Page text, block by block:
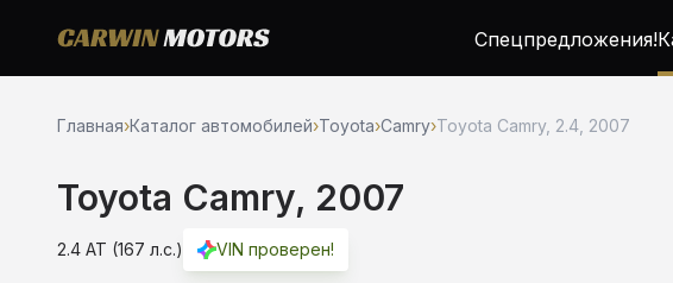
Спецпредложения!
Главная›Каталог автомобилей›Toyota›Camry›Toyota Camry, 2.4, 2007
Toyota Camry, 2007
2.4 AT (167 л.с.) VIN проверен!